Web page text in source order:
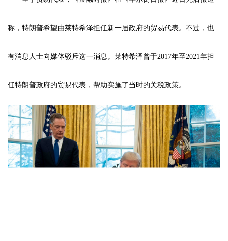
称，特朗普希望由莱特希泽担任新一届政府的贸易代表。不过，也
有消息人士向媒体驳斥这一消息。莱特希泽曾于2017年至2021年担
任特朗普政府的贸易代表，帮助实施了当时的关税政策。